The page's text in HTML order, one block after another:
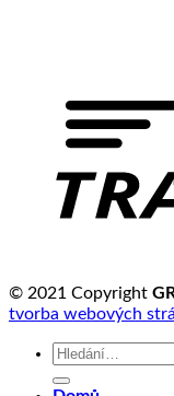
© 2021 Copyright
tvorba webových
Hledat: